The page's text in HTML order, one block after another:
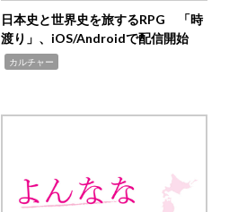
日本史と世界史を旅するRPG 「時
渡り」、iOS/Androidで配信開始
カルチャー